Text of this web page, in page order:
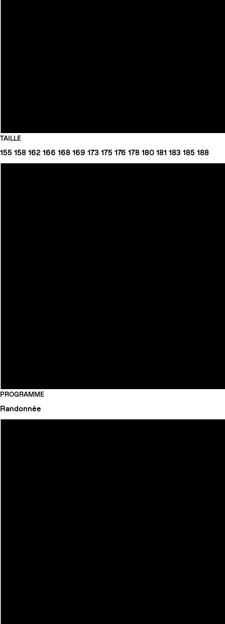
TAILLE
155 158 162 166 168 169 173 175 176 178 180 181 183 185 188
PROGRAMME
Randonnée